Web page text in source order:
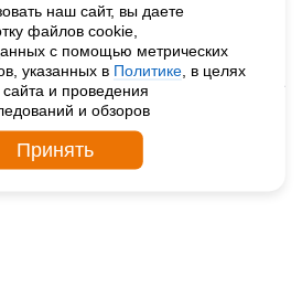
Поддержка сайта
– SOS РОССИЯ
наш сайт, вы даете
файлов cookie,
с помощью метрических
указанных в Политике, в целях
и проведения
и обзоров
Принять